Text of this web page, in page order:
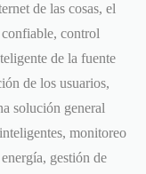
de las cosas, el
control
de la fuente
de los usuarios,
solución general
monitoreo
gestión de